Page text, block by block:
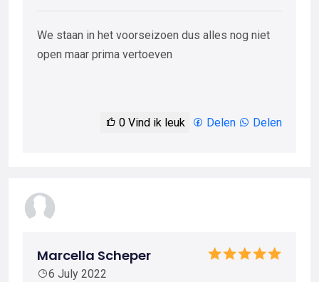
We staan in het voorseizoen dus alles nog niet
open maar prima vertoeven
0 Vind ik leuk Delen Delen
Marcella Scheper
6 July 2022